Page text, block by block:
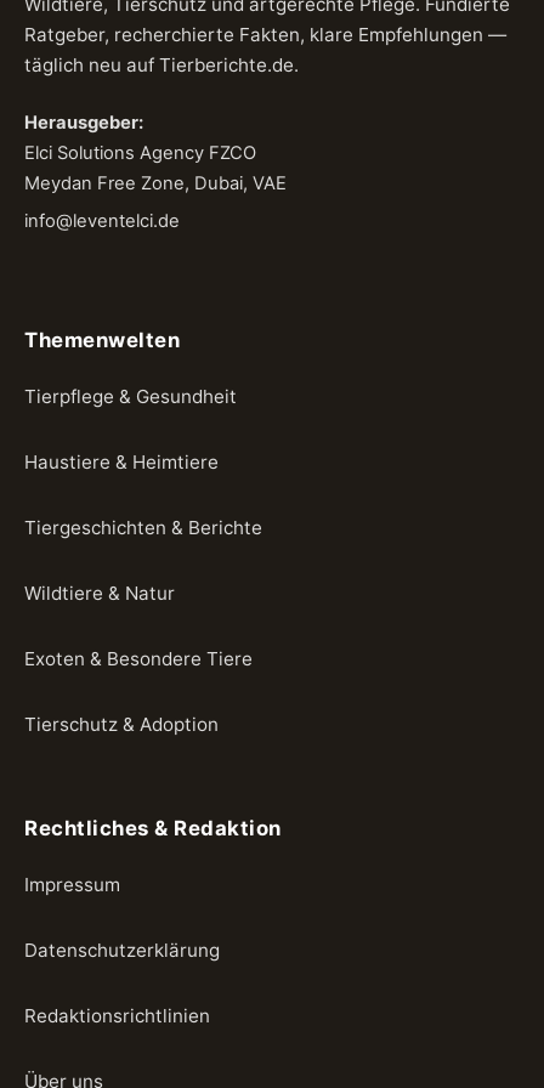
Ratgeber, recherchierte Fakten, klare Empfehlungen —
täglich neu auf Tierberichte.de.
Herausgeber:
Elci Solutions Agency FZCO
Meydan Free Zone, Dubai, VAE
info@leventelci.de
Themenwelten
Tierpflege & Gesundheit
Haustiere & Heimtiere
Tiergeschichten & Berichte
Wildtiere & Natur
Exoten & Besondere Tiere
Tierschutz & Adoption
Rechtliches & Redaktion
Impressum
Datenschutzerklärung
Redaktionsrichtlinien
Über uns